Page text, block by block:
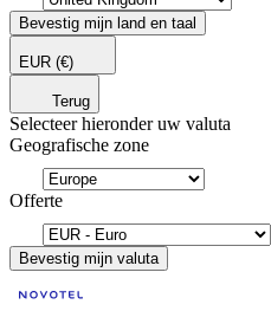
Bevestig mijn land en taal
EUR (€)
Terug
Selecteer hieronder uw valuta
Geografische zone
Offerte
Bevestig mijn valuta